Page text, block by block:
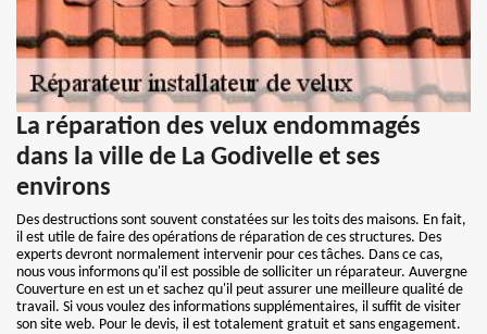
La réparation des velux endommagés
dans la ville de La Godivelle et ses
environs
Des destructions sont souvent constatées sur les toits des maisons. En fait,
il est utile de faire des opérations de réparation de ces structures. Des
experts devront normalement intervenir pour ces tâches. Dans ce cas,
nous vous informons qu'il est possible de solliciter un réparateur. Auvergne
Couverture en est un et sachez qu'il peut assurer une meilleure qualité de
travail. Si vous voulez des informations supplémentaires, il suffit de visiter
son site web. Pour le devis, il est totalement gratuit et sans engagement.